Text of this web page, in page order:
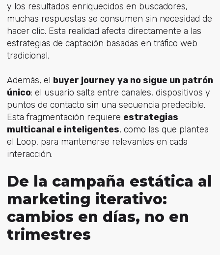
y los resultados enriquecidos en buscadores,
muchas respuestas se consumen sin necesidad de
hacer clic. Esta realidad afecta directamente a las
estrategias de captación basadas en tráfico web
tradicional.
Además, el buyer journey ya no sigue un patrón
único: el usuario salta entre canales, dispositivos y
puntos de contacto sin una secuencia predecible.
Esta fragmentación requiere estrategias
multicanal e inteligentes, como las que plantea
el Loop, para mantenerse relevantes en cada
interacción.
De la campaña estática al
marketing iterativo:
cambios en días, no en
trimestres